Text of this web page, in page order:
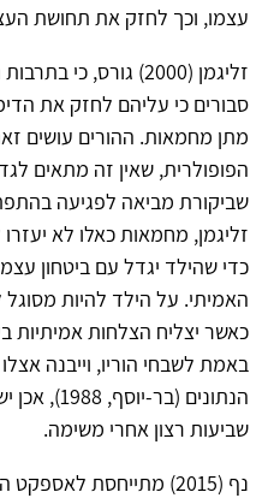
עצמו, וכך לחזק את תחושת העצמי
זליגמן (2000) גורס,
סבורים כי עליהם לחזק את
מתן מחמאות. ההורים עושים
הפופולרית, שאין זה מתאים
שביקורת מביאה לפגיעה
זליגמן, מחמאות כאלו לא
כדי שהילד יגדל עם ביטחון
האמיתי. על הילד להיות
כאשר יצליח הצלחות אמיתיות
באמת לשבחי הוריו, וייבנה
הנתונים
שביעות רצון אחרי משימה.
נף (2015) מתייחסת